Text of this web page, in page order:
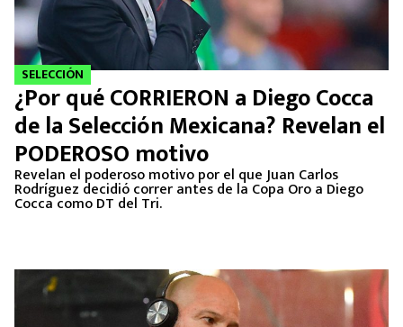
SELECCIÓN
¿Por qué CORRIERON a Diego Cocca
de la Selección Mexicana? Revelan el
PODEROSO motivo
Revelan el poderoso motivo por el que Juan Carlos
Rodríguez decidió correr antes de la Copa Oro a Diego
Cocca como DT del Tri.